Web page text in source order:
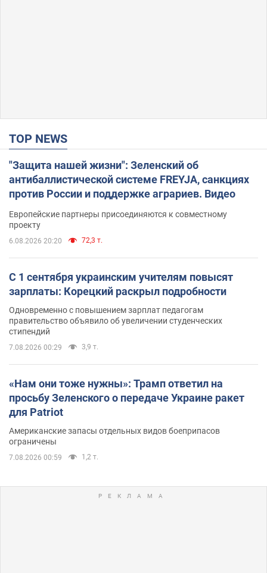
TOP NEWS
"Защита нашей жизни": Зеленский об
антибаллистической системе FREYJA, санкциях
против России и поддержке аграриев. Видео
Европейские партнеры присоединяются к совместному
проекту
6.08.2026 20:20 72,3 т.
С 1 сентября украинским учителям повысят
зарплаты: Корецкий раскрыл подробности
Одновременно с повышением зарплат педагогам
правительство объявило об увеличении студенческих
стипендий
7.08.2026 00:29 3,9 т.
«Нам они тоже нужны»: Трамп ответил на
просьбу Зеленского о передаче Украине ракет
для Patriot
Американские запасы отдельных видов боеприпасов
ограничены
7.08.2026 00:59 1,2 т.